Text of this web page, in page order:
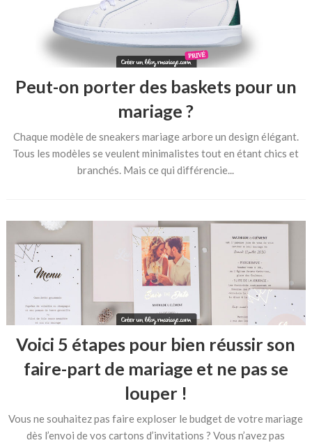
Peut-on porter des baskets pour un
mariage ?
Chaque modèle de sneakers mariage arbore un design élégant.
Tous les modèles se veulent minimalistes tout en étant chics et
branchés. Mais ce qui différencie...
Voici 5 étapes pour bien réussir son
faire-part de mariage et ne pas se
louper !
Vous ne souhaitez pas faire exploser le budget de votre mariage
dès l’envoi de vos cartons d’invitations ? Vous n’avez pas